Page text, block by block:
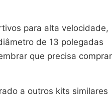
para alta velocidade,
de 13 polegadas
que precisa comprar
a outros kits similares